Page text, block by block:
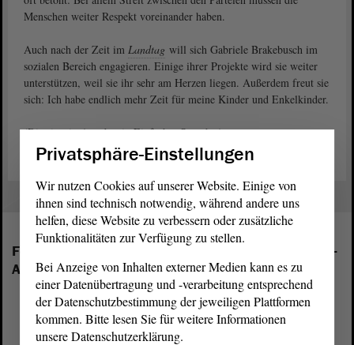
Menschen weiter Respekt voreinander haben.
Auch nach der Zeit im Landtag will sich Gabriele Brakebusch im
sozialen Bereich engagieren. Einige ihrer Projekte wird sie weiter
unterstützen, weil sie ihr sehr am Herzen liegen. Außerdem freut sie
sich: Ich habe endlich mehr Zeit für meine Kinder und Enkelkinder.
(Dies ist ein Angebot in Einfacher Sprache.)
Folgende Fraktionen sind im Landtag von Sachsen-
Anhalt vertreten:
Privatsphäre-Einstellungen
Wir nutzen Cookies auf unserer Website. Einige von
ihnen sind technisch notwendig, während andere uns
helfen, diese Website zu verbessern oder zusätzliche
Funktionalitäten zur Verfügung zu stellen.
Bei Anzeige von Inhalten externer Medien kann es zu
einer Datenübertragung und -verarbeitung entsprechend
der Datenschutzbestimmung der jeweiligen Plattformen
kommen. Bitte lesen Sie für weitere Informationen
unsere Datenschutzerklärung.